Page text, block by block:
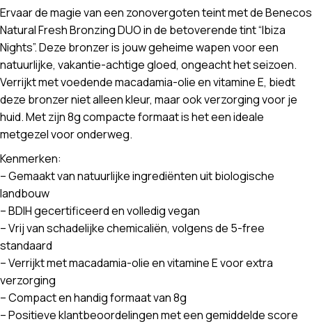
Ervaar de magie van een zonovergoten teint met de Benecos
Natural Fresh Bronzing DUO in de betoverende tint “Ibiza
Nights”. Deze bronzer is jouw geheime wapen voor een
natuurlijke, vakantie-achtige gloed, ongeacht het seizoen.
Verrijkt met voedende macadamia-olie en vitamine E, biedt
deze bronzer niet alleen kleur, maar ook verzorging voor je
huid. Met zijn 8g compacte formaat is het een ideale
metgezel voor onderweg.
Kenmerken:
– Gemaakt van natuurlijke ingrediënten uit biologische
landbouw
– BDIH gecertificeerd en volledig vegan
– Vrij van schadelijke chemicaliën, volgens de 5-free
standaard
– Verrijkt met macadamia-olie en vitamine E voor extra
verzorging
– Compact en handig formaat van 8g
– Positieve klantbeoordelingen met een gemiddelde score